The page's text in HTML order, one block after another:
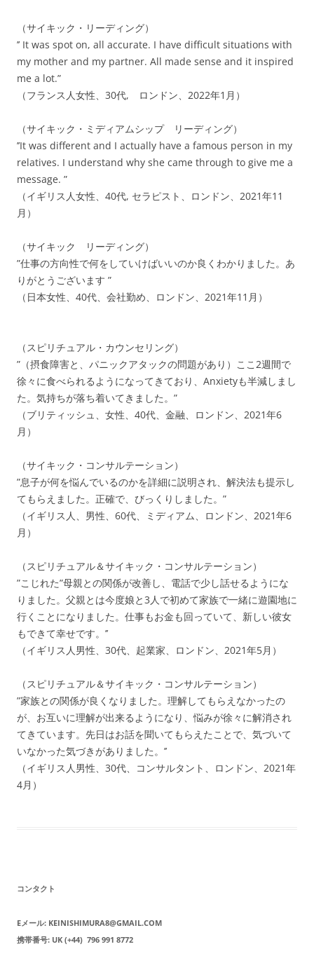
（サイキック・リーディング）
’’ It was spot on, all accurate. I have difficult situations with
my mother and my partner. All made sense and it inspired
me a lot.”
（フランス人女性、30代, ロンドン、2022年1月）
（サイキック・ミディアムシップ リーディング）
’’It was different and I actually have a famous person in my
relatives. I understand why she came through to give me a
message. ”
（イギリス人女性、40代, セラピスト、ロンドン、2021年11
月）
（サイキック リーディング）
”仕事の方向性で何をしていけばいいのか良くわかりました。あ
りがとうございます ”
（日本女性、40代、会社勤め、ロンドン、2021年11月）
（スピリチュアル・カウンセリング）
”（摂食障害と、パニックアタックの問題があり）ここ2週間で
徐々に食べられるようになってきており、Anxietyも半減しまし
た。気持ちが落ち着いてきました。”
（ブリティッシュ、女性、40代、金融、ロンドン、2021年6
月）
（サイキック・コンサルテーション）
”息子が何を悩んでいるのかを詳細に説明され、解決法も提示し
てもらえました。正確で、びっくりしました。”
（イギリス人、男性、60代、ミディアム、ロンドン、2021年6
月）
（スピリチュアル＆サイキック・コンサルテーション）
”こじれた”母親との関係が改善し、電話で少し話せるようにな
りました。父親とは今度娘と3人で初めて家族で一緒に遊園地に
行くことになりました。仕事もお金も回っていて、新しい彼女
もできて幸せです。’’
（イギリス人男性、30代、起業家、ロンドン、2021年5月）
（スピリチュアル＆サイキック・コンサルテーション）
”家族との関係が良くなりました。理解してもらえなかったの
が、お互いに理解が出来るようになり、悩みが徐々に解消され
てきています。先日はお話を聞いてもらえたことで、気づいて
いなかった気づきがありました。’’
（イギリス人男性、30代、コンサルタント、ロンドン、2021年
4月）
コンタクト
Eメール: KEINISHIMURA8@GMAIL.COM
携帯番号: UK (+44) 796 991 8772